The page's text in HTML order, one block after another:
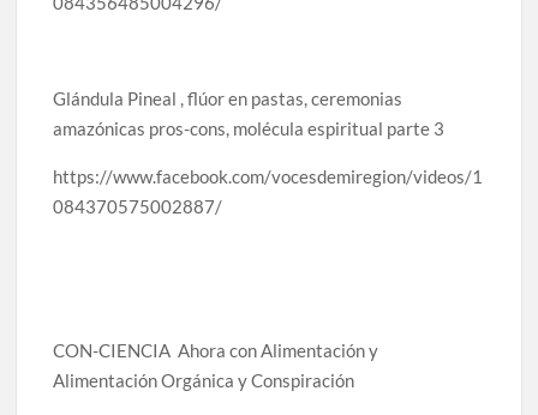
Glándula Pineal , flúor en pastas, ceremonias
amazónicas pros-cons, molécula espiritual parte 3
https://www.facebook.com/vocesdemiregion/videos/1
084370575002887/
CON-CIENCIA Ahora con Alimentación y
Alimentación Orgánica y Conspiración